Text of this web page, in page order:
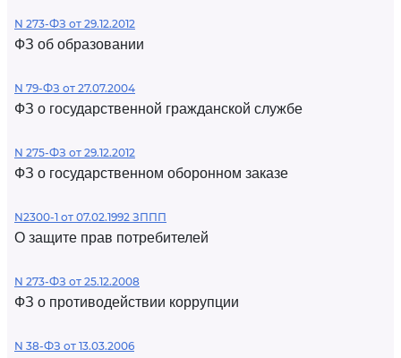
N 273-ФЗ от 29.12.2012
ФЗ об образовании
N 79-ФЗ от 27.07.2004
ФЗ о государственной гражданской службе
N 275-ФЗ от 29.12.2012
ФЗ о государственном оборонном заказе
N2300-1 от 07.02.1992 ЗППП
О защите прав потребителей
N 273-ФЗ от 25.12.2008
ФЗ о противодействии коррупции
N 38-ФЗ от 13.03.2006